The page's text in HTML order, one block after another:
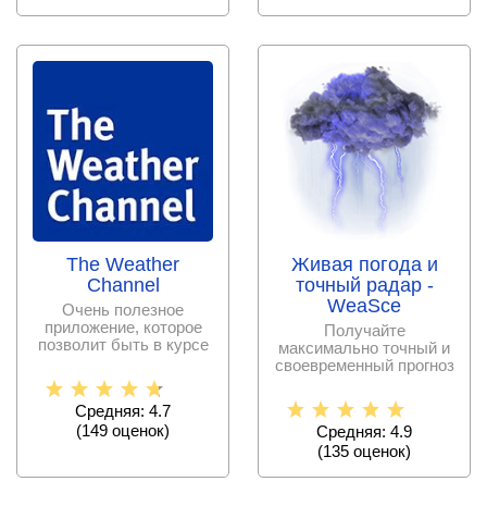
The Weather
Channel
Очень полезное
приложение, которое
позволит быть в курсе
изменений.
Средняя: 4.7
(149 оценок)
Живая погода и
точный радар -
WeaSce
Получайте
максимально точный и
своевременный прогноз
оформлении.
Средняя: 4.9
(135 оценок)